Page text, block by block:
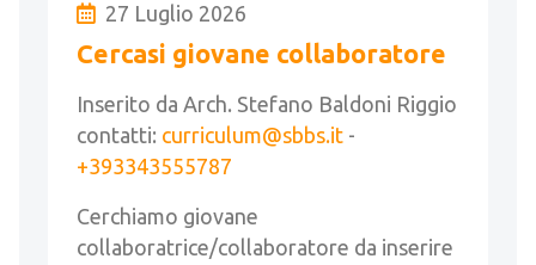
27 Luglio 2026
Cercasi giovane collaboratore
Inserito da Arch. Stefano Baldoni Riggio
contatti: curriculum@sbbs.it -
+393343555787
Cerchiamo giovane
collaboratrice/collaboratore da inserire